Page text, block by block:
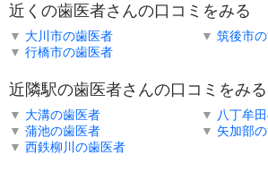
近くの歯医者さんの口コミをみる
▼ 大川市の歯医者 ▼ 筑後市
▼ 行橋市の歯医者
近隣駅の歯医者さんの口コミをみる
▼ 大溝の歯医者 ▼ 八丁牟
▼ 蒲池の歯医者 ▼ 矢加部
▼ 西鉄柳川の歯医者